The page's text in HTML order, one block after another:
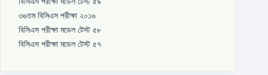
৩৬তম বিসিএস পরীক্ষা ২০১৬
বিসিএস পরীক্ষা মডেল টেস্ট ৫৮
বিসিএস পরীক্ষা মডেল টেস্ট ৫৭